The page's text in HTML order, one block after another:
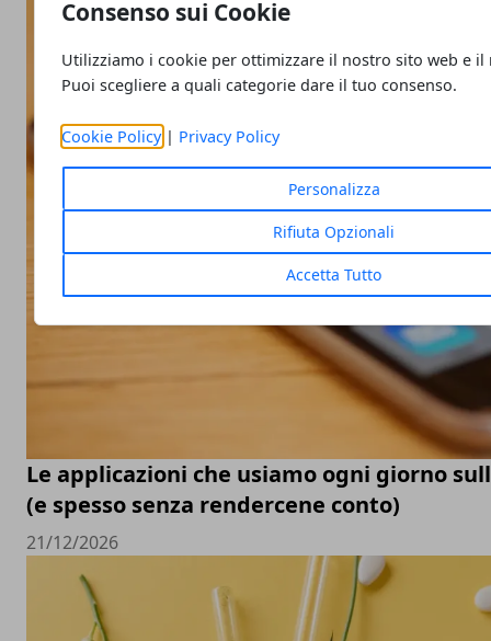
Consenso sui Cookie
Utilizziamo i cookie per ottimizzare il nostro sito web e il
Puoi scegliere a quali categorie dare il tuo consenso.
Cookie Policy| Privacy Policy
Personalizza
Rifiuta Opzionali
Accetta Tutto
Le applicazioni che usiamo ogni giorno
(e spesso senza rendercene conto)
21/12/2026